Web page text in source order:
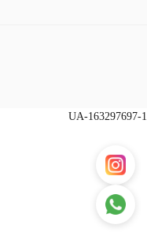
UA-163297697-1